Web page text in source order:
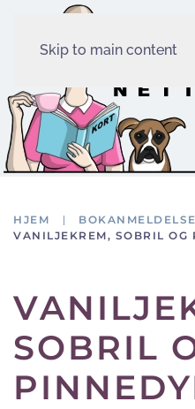
Skip to main content
HJEM
VANILJEKREM, SOBRIL OG
SOBRIL